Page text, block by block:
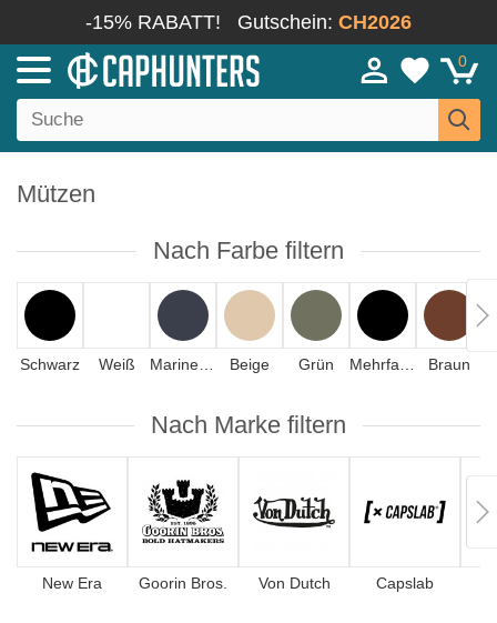
-15% RABATT! Gutschein: CH2026
0
Mützen
Nach Farbe filtern
Schwarz Weiß Beige Grün Braun
Nach Marke filtern
New Era Goorin Bros. Von Dutch Capslab